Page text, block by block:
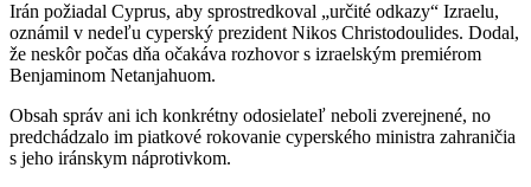
Irán požiadal Cyprus, aby sprostredkoval „určité odkazy“ Izraelu,
oznámil v nedeľu cyperský prezident Nikos Christodoulides. Dodal,
že neskôr počas dňa očakáva rozhovor s izraelským premiérom
Benjaminom Netanjahuom.
Obsah správ ani ich konkrétny odosielateľ neboli zverejnené, no
predchádzalo im piatkové rokovanie cyperského ministra zahraničia
s jeho iránskym náprotivkom.